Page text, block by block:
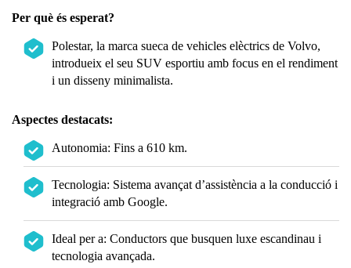
Per què és esperat?
Polestar, la marca sueca de vehicles elèctrics de Volvo,
introdueix el seu SUV esportiu amb focus en el rendiment
i un disseny minimalista.
Aspectes destacats:
Autonomia: Fins a 610 km.
Tecnologia: Sistema avançat d’assistència a la conducció i
integració amb Google.
Ideal per a: Conductors que busquen luxe escandinau i
tecnologia avançada.